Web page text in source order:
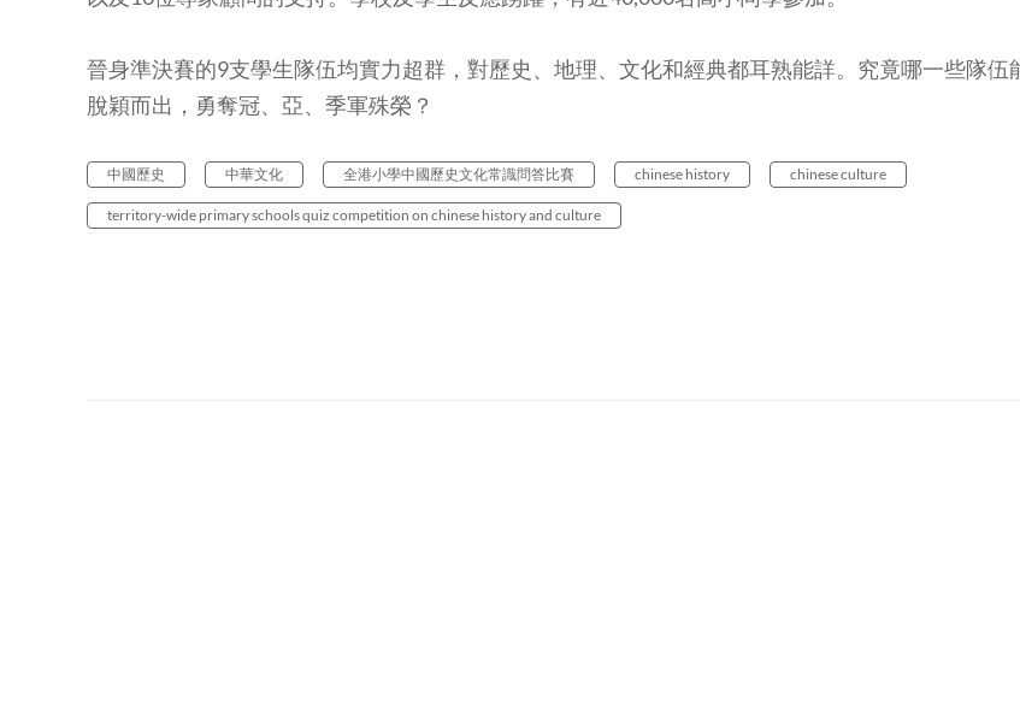
晉身準決賽的9支學生隊伍均實力超群，對歷史、地理、文化和經典都耳熟能詳。究竟哪一些隊伍
脫穎而出，勇奪冠、亞、季軍殊榮？
中國歷史 中華文化 全港小學中國歷史文化常識問答比賽 chinese history chinese culture
territory-wide primary schools quiz competition on chinese history and culture